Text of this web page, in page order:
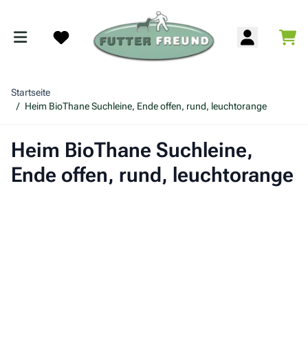
Startseite
/ Heim BioThane Suchleine, Ende offen, rund, leuchtorange
Heim BioThane Suchleine,
Ende offen, rund, leuchtorange